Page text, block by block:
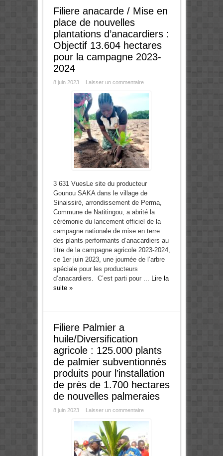
Filiere anacarde / Mise en
place de nouvelles
plantations d’anacardiers :
Objectif 13.604 hectares
pour la campagne 2023-
2024
8 juin 2023 Laisser un commentaire
3 631 VuesLe site du producteur
Gounou SAKA dans le village de
Sinaissiré, arrondissement de Perma,
Commune de Natitingou, a abrité la
cérémonie du lancement officiel de la
campagne nationale de mise en terre
des plants performants d’anacardiers au
titre de la campagne agricole 2023-2024,
ce 1er juin 2023, une journée de l’arbre
spéciale pour les producteurs
d’anacardiers. C’est parti pour ... Lire la
suite »
Filiere Palmier a
huile/Diversification
agricole : 125.000 plants
de palmier subventionnés
produits pour l’installation
de près de 1.700 hectares
de nouvelles palmeraies
8 juin 2023 Laisser un commentaire